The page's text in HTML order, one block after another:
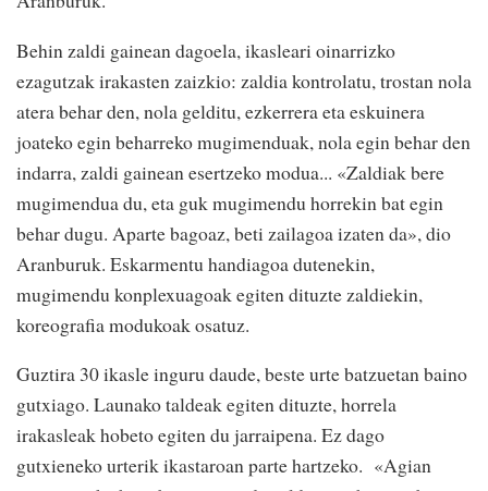
Behin zaldi gainean dagoela, ikasleari oinarrizko
ezagutzak irakasten zaizkio: zaldia kontrolatu, trostan nola
atera behar den, nola gelditu, ezkerrera eta eskuinera
joateko egin beharreko mugimenduak, nola egin behar den
indarra, zaldi gainean esertzeko modua... «Zaldiak bere
mugimendua du, eta guk mugimendu horrekin bat egin
behar dugu. Aparte bagoaz, beti zailagoa izaten da», dio
Aranburuk. Eskarmentu handiagoa dutenekin,
mugimendu konplexuagoak egiten dituzte zaldiekin,
koreografia modukoak osatuz.
Guztira 30 ikasle inguru daude, beste urte batzuetan baino
gutxiago. Launako taldeak egiten dituzte, horrela
irakasleak hobeto egiten du jarraipena. Ez dago
gutxieneko urterik ikastaroan parte hartzeko. «Agian